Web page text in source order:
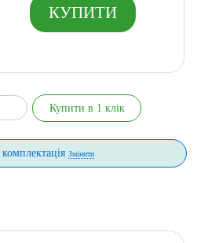
Змінити